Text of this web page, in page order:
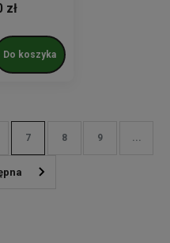
zł
Do koszyka
7 8 9 ...